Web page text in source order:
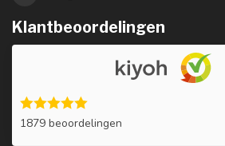
Klantbeoordelingen
1879 beoordelingen